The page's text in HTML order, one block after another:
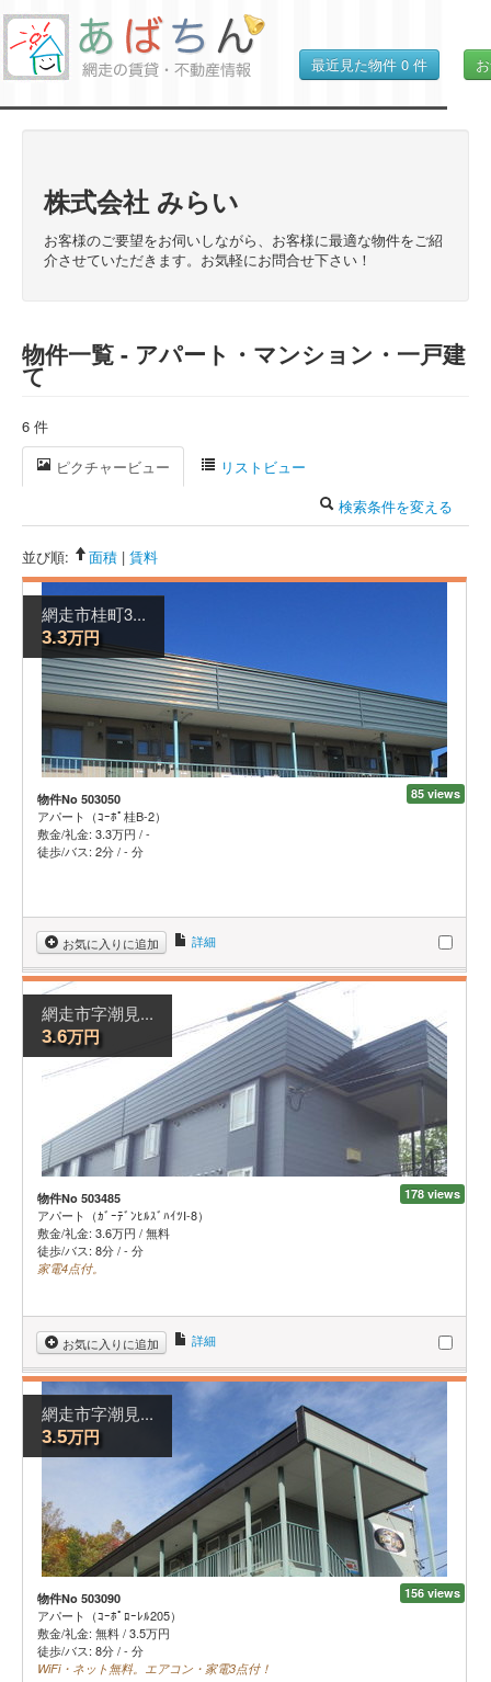
最近見た物件 0 件
株式会社 みらい
お客様のご要望をお伺いしながら、お客様に最適な物件をご紹
介させていただきます。お気軽にお問合せ下さい！
物件一覧 - アパート・マンション・一戸建
て
6 件
ピクチャービュー
リストビュー
検索条件を変える
並び順: 面積 | 賃料
網走市桂町3...
3.3万円
85 views
物件No 503050
アパート（ｺｰﾎﾟ桂B-2）
敷金/礼金: 3.3万円 /-
徒歩/バス: 2分 / - 分
お気に入りに追加 詳細
網走市字潮見...
3.6万円
178 views
物件No 503485
アパート（ｶﾞｰﾃﾞﾝﾋﾙｽﾞﾊｲﾂⅠ-8）
敷金/礼金: 3.6万円 /無料
徒歩/バス: 8分 / - 分
家電4点付。
お気に入りに追加 詳細
網走市字潮見...
3.5万円
156 views
物件No 503090
アパート（ｺｰﾎﾟﾛｰﾚﾙ205）
敷金/礼金: 無料/3.5万円
徒歩/バス: 8分 / - 分
WiFi・ネット無料。エアコン・家電3点付！